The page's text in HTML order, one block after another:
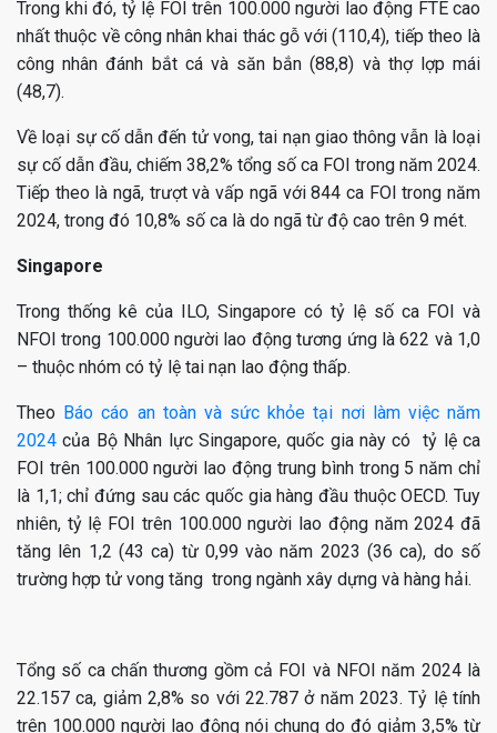
Trong khi đó, tỷ lệ FOI trên 100.000 người lao động FTE cao
nhất thuộc về công nhân khai thác gỗ với (110,4), tiếp theo là
công nhân đánh bắt cá và săn bắn (88,8) và thợ lợp mái
(48,7).
Về loại sự cố dẫn đến tử vong, tai nạn giao thông vẫn là loại
sự cố dẫn đầu, chiếm 38,2% tổng số ca FOI trong năm 2024.
Tiếp theo là ngã, trượt và vấp ngã với 844 ca FOI trong năm
2024, trong đó 10,8% số ca là do ngã từ độ cao trên 9 mét.
Singapore
Trong thống kê của ILO, Singapore có tỷ lệ số ca FOI và
NFOI trong 100.000 người lao động tương ứng là 622 và 1,0
– thuộc nhóm có tỷ lệ tai nạn lao động thấp.
Theo Báo cáo an toàn và sức khỏe tại nơi làm việc năm
2024 của Bộ Nhân lực Singapore, quốc gia này có tỷ lệ ca
FOI trên 100.000 người lao động trung bình trong 5 năm chỉ
là 1,1; chỉ đứng sau các quốc gia hàng đầu thuộc OECD. Tuy
nhiên, tỷ lệ FOI trên 100.000 người lao động năm 2024 đã
tăng lên 1,2 (43 ca) từ 0,99 vào năm 2023 (36 ca), do số
trường hợp tử vong tăng trong ngành xây dựng và hàng hải.
Tổng số ca chấn thương gồm cả FOI và NFOI năm 2024 là
22.157 ca, giảm 2,8% so với 22.787 ở năm 2023. Tỷ lệ tính
trên 100.000 người lao động nói chung do đó giảm 3,5% từ